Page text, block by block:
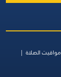
مواقيت الصلاة